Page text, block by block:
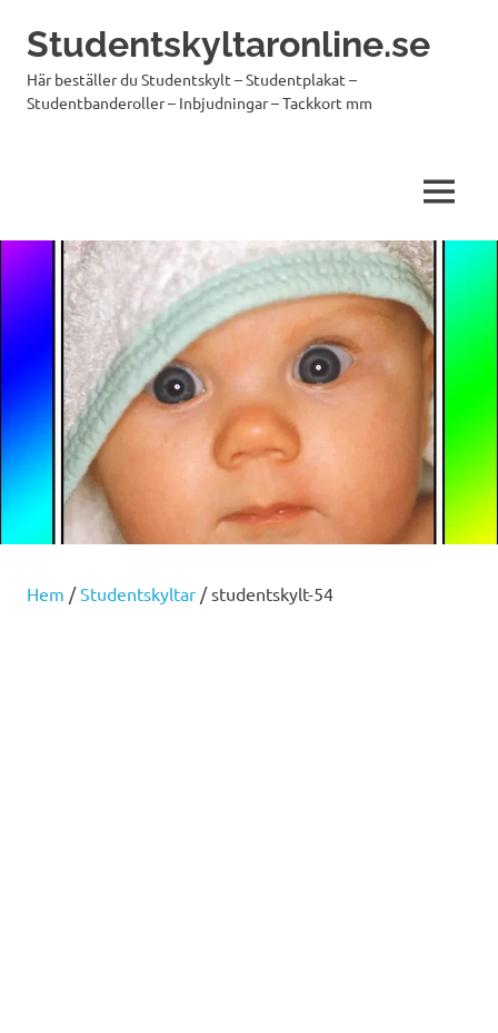
Studentskyltaronline.se
Här beställer du Studentskylt – Studentplakat –
Studentbanderoller – Inbjudningar – Tackkort mm
MENY
Hem /Studentskyltar / studentskylt-54